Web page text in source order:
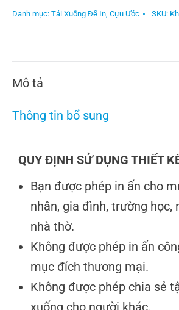
Danh mục: Tải Xuống Để In, Cựu Ước SKU:
Mô tả
Thông tin bổ sung
QUY ĐỊNH SỬ DỤNG THIẾT
Bạn được phép in ấn cho
nhân, gia đình, trường học,
nhà thờ.
Không được phép in ấn
mục đích thương mại.
Không được phép chia sẻ
xuống cho người khác.